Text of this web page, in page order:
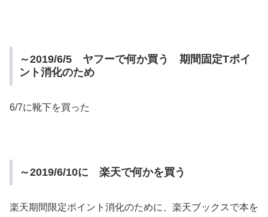
～2019/6/5 ヤフーで何か買う 期間固定Tポイ
ント消化のため
6/7に靴下を買った
～2019/6/10に 楽天で何かを買う
楽天期間限定ポイント消化のために、楽天ブックスで本を